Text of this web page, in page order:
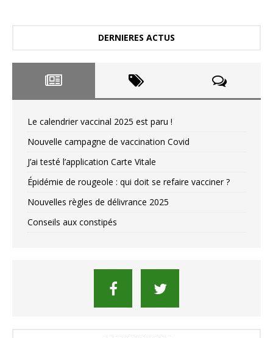
DERNIERES ACTUS
Le calendrier vaccinal 2025 est paru !
Nouvelle campagne de vaccination Covid
J’ai testé l’application Carte Vitale
Épidémie de rougeole : qui doit se refaire vacciner ?
Nouvelles règles de délivrance 2025
Conseils aux constipés